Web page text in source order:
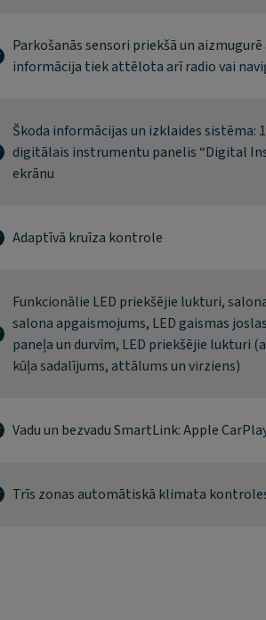
Parkošanās sensori priekšā un
informācija tiek attēlota arī radio vai
Škoda informācijas un izklaides sistēma:
digitālais instrumentu panelis “Digital
ekrānu
Adaptīvā kruīza kontrole
Funkcionālie LED priekšējie lukturi,
salona apgaismojums, LED gaismas
paneļa un durvīm, LED priekšējie lukturi
kūļa sadalījums, attālums un virziens)
Vadu un bezvadu SmartLink: Apple
Trīs zonas automātiskā klimata